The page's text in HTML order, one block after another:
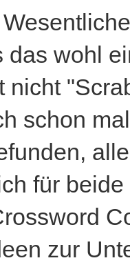
das wohl
nicht
schon
für
zur